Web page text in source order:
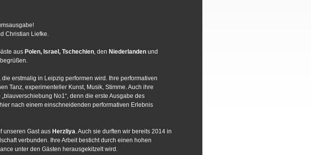
Christian Liefke.
aus Polen, Israel, Tschechien, den Niederlandenund
begrüßen.
die erstmalig in Leipzig performen wird. Ihre performativen
Tanz, experimenteller Kunst, Musik, Stimme. Auch ihre
No1“, denn die erste Ausgabe des
nach einem einschneidenden performativen Erlebnis
unseren Gast aus Herzliya. Auch sie durften wir bereits 2014 in
verbunden. Ihre Arbeit besticht durch einen hohen
unter den Gästen herausgekitzelt wird.